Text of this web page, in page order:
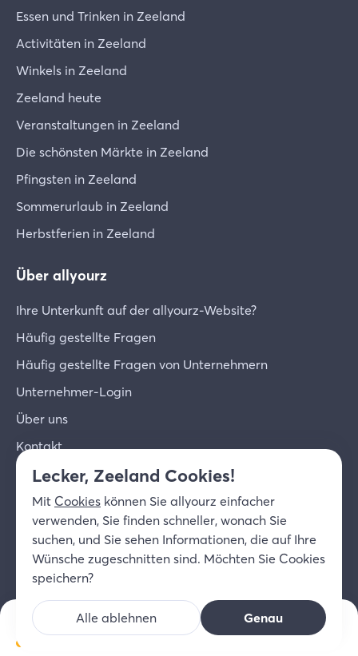
Öffnungszeiten ansehen
Essen und Trinken in Zeeland
Activitäten in Zeeland
Winkels in Zeeland
Zeeland heute
Veranstaltungen in Zeeland
Die schönsten Märkte in Zeeland
Pfingsten in Zeeland
Sommerurlaub in Zeeland
Herbstferien in Zeeland
Über allyourz
Ihre Unterkunft auf der allyourz-Website?
Häufig gestellte Fragen
Häufig gestellte Fragen von Unternehmern
Unternehmer-Login
Über uns
Kontakt
© 2026 allyourz b.v.
Datenschutzrichtlinie
Cookies
Haftungsausschluss
DE
Lecker, Zeeland Cookies!
Mit Cookies können Sie allyourz einfacher
verwenden, Sie finden schneller, wonach Sie
suchen, und Sie sehen Informationen, die auf Ihre
Wünsche zugeschnitten sind. Möchten Sie Cookies
speichern?
Alle ablehnen Genau